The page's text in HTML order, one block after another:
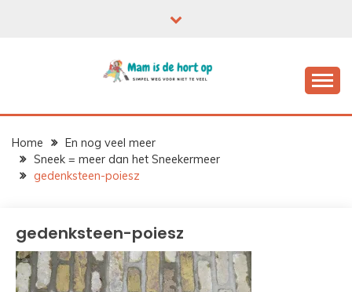
Home
En nog veel meer
Sneek = meer dan het Sneekermeer
gedenksteen-poiesz
gedenksteen-poiesz